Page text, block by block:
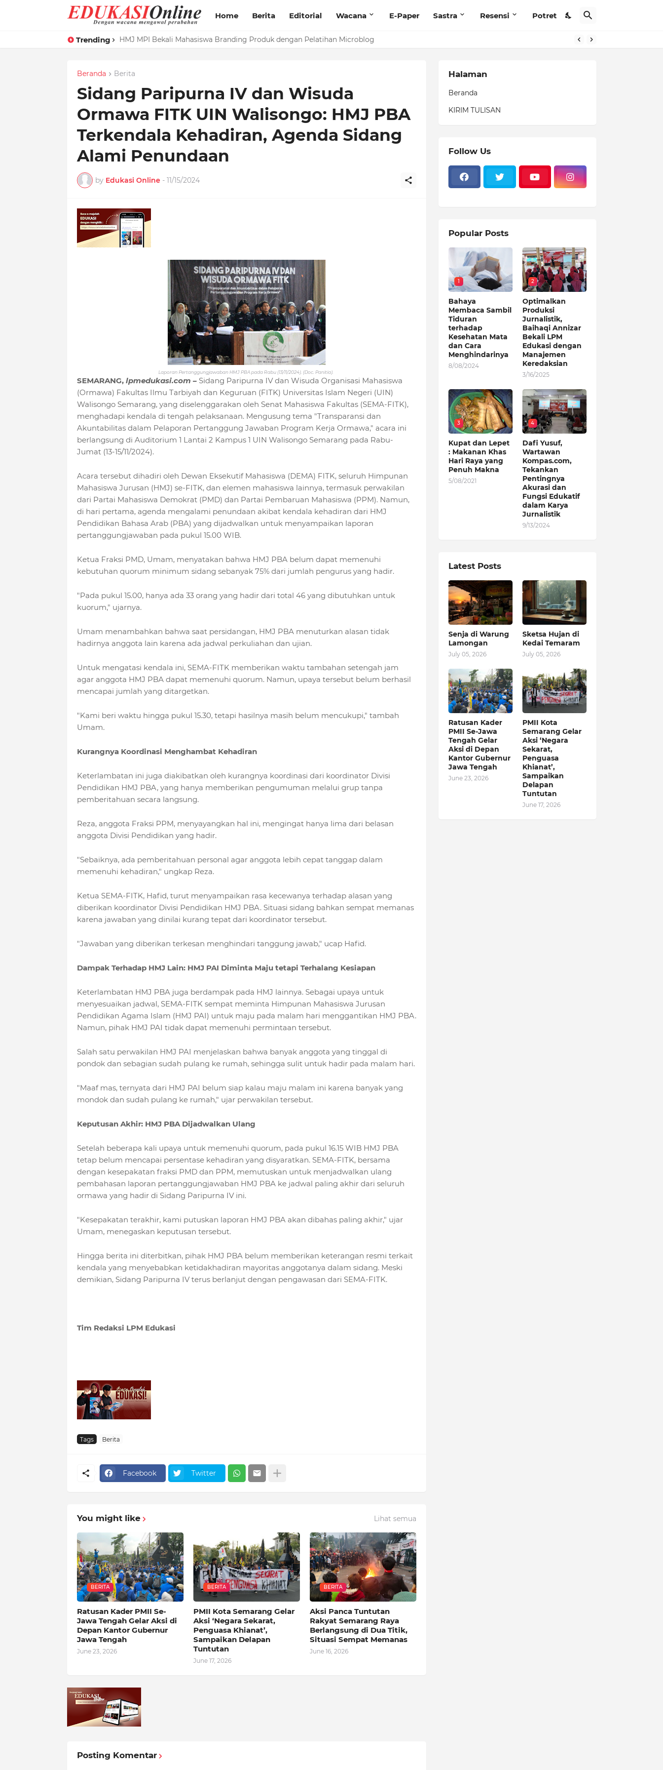
Home Berita Editorial Wacana E-Paper Sastra Resensi Potret
Trending HMJ MPI Bekali Mahasiswa Branding Produk dengan Pelatihan Microblog
Beranda Berita
Sidang Paripurna IV dan Wisuda
Ormawa FITK UIN Walisongo: HMJ PBA
Terkendala Kehadiran, Agenda Sidang
Alami Penundaan
by Edukasi Online - 11/15/2024
Laporan Pertanggungjawaban HMJ PBA pada Rabu (13/11/2024). (Doc. Panitia).
SEMARANG, lpmedukasi.com – Sidang Paripurna IV dan Wisuda Organisasi Mahasiswa
(Ormawa) Fakultas Ilmu Tarbiyah dan Keguruan (FITK) Universitas Islam Negeri (UIN)
Walisongo Semarang, yang diselenggarakan oleh Senat Mahasiswa Fakultas (SEMA-FITK),
menghadapi kendala di tengah pelaksanaan. Mengusung tema "Transparansi dan
Akuntabilitas dalam Pelaporan Pertanggung Jawaban Program Kerja Ormawa," acara ini
berlangsung di Auditorium 1 Lantai 2 Kampus 1 UIN Walisongo Semarang pada Rabu-
Jumat (13-15/11/2024).
Acara tersebut dihadiri oleh Dewan Eksekutif Mahasiswa (DEMA) FITK, seluruh Himpunan
Mahasiswa Jurusan (HMJ) se-FITK, dan elemen mahasiswa lainnya, termasuk perwakilan
dari Partai Mahasiswa Demokrat (PMD) dan Partai Pembaruan Mahasiswa (PPM). Namun,
di hari pertama, agenda mengalami penundaan akibat kendala kehadiran dari HMJ
Pendidikan Bahasa Arab (PBA) yang dijadwalkan untuk menyampaikan laporan
pertanggungjawaban pada pukul 15.00 WIB.
Ketua Fraksi PMD, Umam, menyatakan bahwa HMJ PBA belum dapat memenuhi
kebutuhan quorum minimum sidang sebanyak 75% dari jumlah pengurus yang hadir.
"Pada pukul 15.00, hanya ada 33 orang yang hadir dari total 46 yang dibutuhkan untuk
kuorum," ujarnya.
Umam menambahkan bahwa saat persidangan, HMJ PBA menuturkan alasan tidak
hadirnya anggota lain karena ada jadwal perkuliahan dan ujian.
Untuk mengatasi kendala ini, SEMA-FITK memberikan waktu tambahan setengah jam
agar anggota HMJ PBA dapat memenuhi quorum. Namun, upaya tersebut belum berhasil
mencapai jumlah yang ditargetkan.
"Kami beri waktu hingga pukul 15.30, tetapi hasilnya masih belum mencukupi," tambah
Umam.
Kurangnya Koordinasi Menghambat Kehadiran
Keterlambatan ini juga diakibatkan oleh kurangnya koordinasi dari koordinator Divisi
Pendidikan HMJ PBA, yang hanya memberikan pengumuman melalui grup tanpa
pemberitahuan secara langsung.
Reza, anggota Fraksi PPM, menyayangkan hal ini, mengingat hanya lima dari belasan
anggota Divisi Pendidikan yang hadir.
"Sebaiknya, ada pemberitahuan personal agar anggota lebih cepat tanggap dalam
memenuhi kehadiran," ungkap Reza.
Ketua SEMA-FITK, Hafid, turut menyampaikan rasa kecewanya terhadap alasan yang
diberikan koordinator Divisi Pendidikan HMJ PBA. Situasi sidang bahkan sempat memanas
karena jawaban yang dinilai kurang tepat dari koordinator tersebut.
"Jawaban yang diberikan terkesan menghindari tanggung jawab," ucap Hafid.
Dampak Terhadap HMJ Lain: HMJ PAI Diminta Maju tetapi Terhalang Kesiapan
Keterlambatan HMJ PBA juga berdampak pada HMJ lainnya. Sebagai upaya untuk
menyesuaikan jadwal, SEMA-FITK sempat meminta Himpunan Mahasiswa Jurusan
Pendidikan Agama Islam (HMJ PAI) untuk maju pada malam hari menggantikan HMJ PBA.
Namun, pihak HMJ PAI tidak dapat memenuhi permintaan tersebut.
Salah satu perwakilan HMJ PAI menjelaskan bahwa banyak anggota yang tinggal di
pondok dan sebagian sudah pulang ke rumah, sehingga sulit untuk hadir pada malam hari.
"Maaf mas, ternyata dari HMJ PAI belum siap kalau maju malam ini karena banyak yang
mondok dan sudah pulang ke rumah," ujar perwakilan tersebut.
Keputusan Akhir: HMJ PBA Dijadwalkan Ulang
Setelah beberapa kali upaya untuk memenuhi quorum, pada pukul 16.15 WIB HMJ PBA
tetap belum mencapai persentase kehadiran yang disyaratkan. SEMA-FITK, bersama
dengan kesepakatan fraksi PMD dan PPM, memutuskan untuk menjadwalkan ulang
pembahasan laporan pertanggungjawaban HMJ PBA ke jadwal paling akhir dari seluruh
ormawa yang hadir di Sidang Paripurna IV ini.
"Kesepakatan terakhir, kami putuskan laporan HMJ PBA akan dibahas paling akhir," ujar
Umam, menegaskan keputusan tersebut.
Hingga berita ini diterbitkan, pihak HMJ PBA belum memberikan keterangan resmi terkait
kendala yang menyebabkan ketidakhadiran mayoritas anggotanya dalam sidang. Meski
demikian, Sidang Paripurna IV terus berlanjut dengan pengawasan dari SEMA-FITK.
Tim Redaksi LPM Edukasi
Tags Berita
Facebook Twitter
You might like Lihat semua
BERITA
Ratusan Kader PMII Se-
Jawa Tengah Gelar Aksi di
Depan Kantor Gubernur
Jawa Tengah
June 23, 2026
BERITA
PMII Kota Semarang Gelar
Aksi ‘Negara Sekarat,
Penguasa Khianat’,
Sampaikan Delapan
Tuntutan
June 17, 2026
BERITA
Aksi Panca Tuntutan
Rakyat Semarang Raya
Berlangsung di Dua Titik,
Situasi Sempat Memanas
June 16, 2026
Posting Komentar
Halaman
Beranda
KIRIM TULISAN
Follow Us
Popular Posts
1
Bahaya
Membaca Sambil
Tiduran
terhadap
Kesehatan Mata
dan Cara
Menghindarinya
8/08/2024
2
Optimalkan
Produksi
Jurnalistik,
Baihaqi Annizar
Bekali LPM
Edukasi dengan
Manajemen
Keredaksian
3/16/2025
3
Kupat dan Lepet
: Makanan Khas
Hari Raya yang
Penuh Makna
5/08/2021
4
Dafi Yusuf,
Wartawan
Kompas.com,
Tekankan
Pentingnya
Akurasi dan
Fungsi Edukatif
dalam Karya
Jurnalistik
9/13/2024
Latest Posts
Senja di Warung
Lamongan
July 05, 2026
Sketsa Hujan di
Kedai Temaram
July 05, 2026
Ratusan Kader
PMII Se-Jawa
Tengah Gelar
Aksi di Depan
Kantor Gubernur
Jawa Tengah
June 23, 2026
PMII Kota
Semarang Gelar
Aksi ‘Negara
Sekarat,
Penguasa
Khianat’,
Sampaikan
Delapan
Tuntutan
June 17, 2026